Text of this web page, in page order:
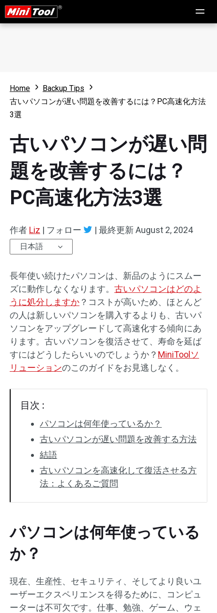
Home
Backup Tips
古いパソコンが遅い問題を改善するには？PC高速化方法
3選
古いパソコンが遅い問
題を改善するには？
PC高速化方法3選
作者 Liz | フォロー | 最終更新August 2, 2024
日本語
長年使い続けたパソコンは、新品のようにスムー
ズに動作しなくなります。 古いパソコンはどのよ
うに処分しますか ？コストが高いため、ほとんど
の人は新しいパソコンを購入するよりも、古いパ
ソコンをアップグレードして高速化する傾向にあ
ります。古いパソコンを復活させて、寿命を延ば
すにはどうしたらいいのでしょうか？ MiniToolソ
リューションのこのガイドをお見逃しなく。
目次 :
パソコンは何年使っているか？
古いパソコンが遅い問題を改善する方法
結語
古いパソコンを高速化して復活させる方
法：よくあるご質問
パソコンは何年使っている
か？
現在、生産性、セキュリティ、そしてより良いユ
ーザーエクスペリエンスを得るために、コンピュ
ーターは不可欠です。仕事、勉強、ゲーム、ウェ